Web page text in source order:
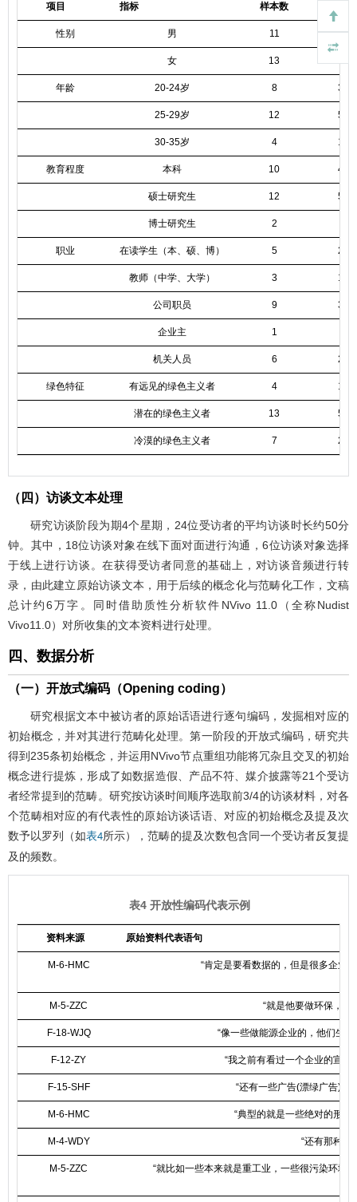
项目 指标 样本数
性别 男 11
女 13
年龄 20-24岁 8
25-29岁 12
30-35岁 4
教育程度 本科 10
硕士研究生 12
博士研究生 2
职业 在读学生（本、硕、博） 5
教师（中学、大学） 3
公司职员 9
企业主 1
机关人员 6
绿色特征 有远见的绿色主义者 4
潜在的绿色主义者 13
冷漠的绿色主义者 7
（四）访谈文本处理
研究访谈阶段为期4个星期，24位受访者的平均访谈时长约50分
钟。其中，18位访谈对象在线下面对面进行沟通，6位访谈对象选择
于线上进行访谈。在获得受访者同意的基础上，对访谈音频进行转
录，由此建立原始访谈文本，用于后续的概念化与范畴化工作，文稿
总计约6万字。同时借助质性分析软件NVivo 11.0（全称Nudist
Vivo11.0）对所收集的文本资料进行处理。
四、数据分析
（一）开放式编码（Opening coding）
研究根据文本中被访者的原始话语进行逐句编码，发掘相对应的
初始概念，并对其进行范畴化处理。第一阶段的开放式编码，研究共
得到235条初始概念，并运用NVivo节点重组功能将冗杂且交叉的初始
概念进行提炼，形成了如数据造假、产品不符、媒介披露等21个受访
者经常提到的范畴。研究按访谈时间顺序选取前3/4的访谈材料，对各
个范畴相对应的有代表性的原始访谈话语、对应的初始概念及提及次
数予以罗列（如表4所示），范畴的提及次数包含同一个受访者反复提
及的频数。
表4 开放性编码代表示例
资料来源 原始资料代表语句
M-6-HMC “肯定是要看数据的，但是很多企业
M-5-ZZC “就是他要做环保，这
F-18-WJQ “像一些做能源企业的，他们生
F-12-ZY “我之前有看过一个企业的宣
F-15-SHF “还有一些广告(漂绿广告)走
M-6-HMC “典型的就是一些绝对的形
M-4-WDY “还有那种极
M-5-ZZC “就比如一些本来就是重工业，一些很污染环境